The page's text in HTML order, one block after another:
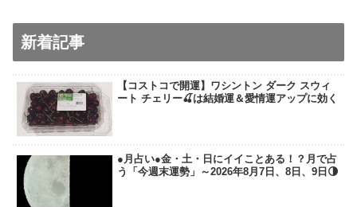
新着記事
【コストコで開運】ワシントン ダーク スウィ
ート チェリー🍒は結婚運＆愛情運アップに効く
●月占い●金・土・日にイイことある！？月で占
う「今週末運勢」～2026年8月7日、8日、9日🌗